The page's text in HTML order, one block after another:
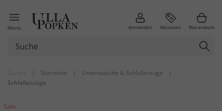
Menü Anmelden Aktionen Warenkorb
| Startseite | Unterwäsche & Schlafanzüge
|
Schlafanzüge
Sale